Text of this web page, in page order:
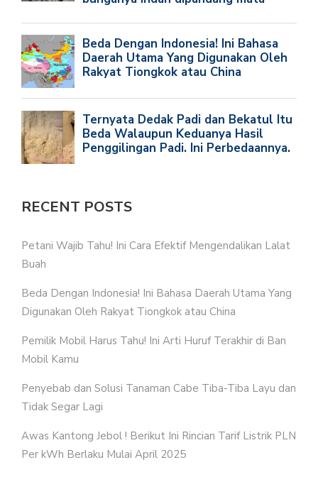
RECENT POSTS
Petani Wajib Tahu! Ini Cara Efektif Mengendalikan Lalat
Buah
Beda Dengan Indonesia! Ini Bahasa Daerah Utama Yang
Digunakan Oleh Rakyat Tiongkok atau China
Pemilik Mobil Harus Tahu! Ini Arti Huruf Terakhir di Ban
Mobil Kamu
Penyebab dan Solusi Tanaman Cabe Tiba-Tiba Layu dan
Tidak Segar Lagi
Awas Kantong Jebol ! Berikut Ini Rincian Tarif Listrik PLN
Per kWh Berlaku Mulai April 2025